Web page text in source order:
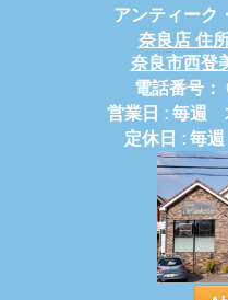
アンティーク
奈良店 住
奈良市西登
電話番号
営業日 : 毎週
定休日 : 毎